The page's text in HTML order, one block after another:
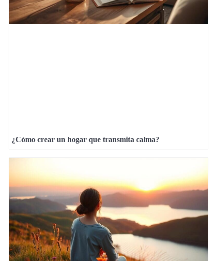
¿Cómo crear un hogar que transmita calma?